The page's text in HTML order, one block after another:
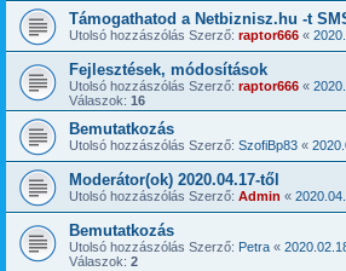
Támogathatod a Netbiznisz.hu -t
Utolsó hozzászólás Szerző: raptor666 «
Fejlesztések, módosítások
Utolsó hozzászólás Szerző: raptor666 «
Válaszok: 16
Bemutatkozás
Utolsó hozzászólás Szerző: SzofiBp83 «
Moderátor(ok) 2020.04.17-től
Utolsó hozzászólás Szerző: Admin «
Bemutatkozás
Utolsó hozzászólás Szerző: Petra «
Válaszok: 2